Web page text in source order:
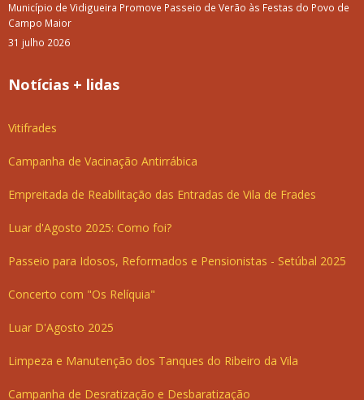
Município de Vidigueira Promove Passeio de Verão às Festas do Povo de
Campo Maior
31 julho 2026
Notícias + lidas
Vitifrades
Campanha de Vacinação Antirrábica
Empreitada de Reabilitação das Entradas de Vila de Frades
Luar d'Agosto 2025: Como foi?
Passeio para Idosos, Reformados e Pensionistas - Setúbal 2025
Concerto com "Os Relíquia"
Luar D'Agosto 2025
Limpeza e Manutenção dos Tanques do Ribeiro da Vila
Campanha de Desratização e Desbaratização